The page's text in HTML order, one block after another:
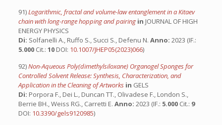
91)Logarithmic, fractal and volume-law entanglement in a Kitaev
chain with long-range hopping and pairing in JOURNAL OF HIGH
ENERGY PHYSICS
Di: Solfanelli A., Ruffo S., Succi S., Defenu N. Anno: 2023 (IF.:
5.000 Cit.: 10 DOI: 10.1007/JHEP05(2023)066)
92)Non-Aqueous Poly(dimethylsiloxane) Organogel Sponges for
Controlled Solvent Release: Synthesis, Characterization, and
Application in the Cleaning of Artworks in GELS
Di: Porpora F., Dei L., Duncan TT., Olivadese F., London S.,
Berrie BH., Weiss RG., Carretti E. Anno: 2023 (IF.: 5.000 Cit.: 9
DOI: 10.3390/gels9120985)